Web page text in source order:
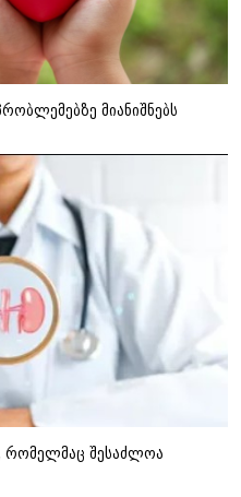
მიანიშნებს
რომელმაც შესაძლოა